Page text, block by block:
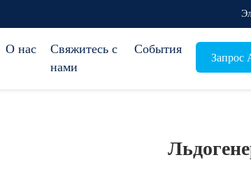
О нас
Свяжитесь с
нами
События
Запрос